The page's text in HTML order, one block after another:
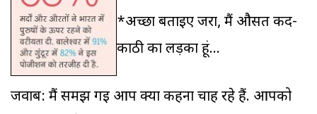
*अच्छा बताइए जरा, मैं औसत कद-
काठी का लड़का हूं...
जवाब: मैं समझ गई आप क्या कहना चाह रहे हैं. आपको